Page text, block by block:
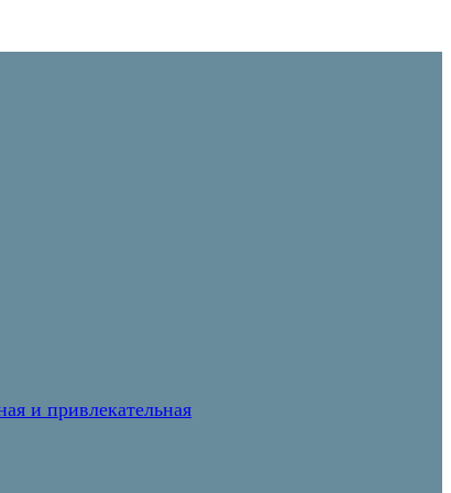
и привлекательная